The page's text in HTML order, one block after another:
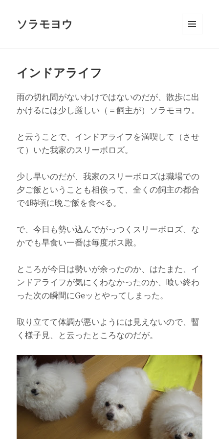
ソラモヨウ
インドアライフ
雨の切れ間がないわけではないのだが、散歩に出
かけるには少し厳しい（＝飼主が）ソラモヨウ。
と云うことで、インドアライフを満喫して（させ
て）いた我家のスリーボロズ。
少し早いのだが、我家のスリーボロズは職場での
夕ご飯ということも相俟って、全くの飼主の都合
で4時頃に晩ご飯を食べる。
で、今日も勢い込んでがっつくスリーボロズ、な
かでも早食い一番は毎度ボス殿。
ところが今日は勢いが余ったのか、はたまた、イ
ンドアライフが気にくわなかったのか、喰い終わ
った次の瞬間にGeッとやってしまった。
取り立てて体調が悪いようには見えないので、暫
く様子見、と云ったところなのだが。